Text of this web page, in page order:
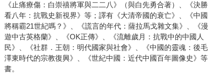
《止痛療傷：白崇禧將軍與二二八》（與白先勇合著）、《決勝
看八年：抗戰史新視界》等；譯有《大清帝國的衰亡》、《中國
將稱霸21世紀嗎？》、《謊言的年代：薩拉馬戈雜文集》、《漫
遊中古英格蘭》、《OK正傳》、《流離歲月：抗戰中的中國人
民》、《社群．王朝：明代國家與社會》、《中國的靈魂：後毛
澤東時代的宗教復興》、《世紀中國：近代中國百年圖像史》等
書。